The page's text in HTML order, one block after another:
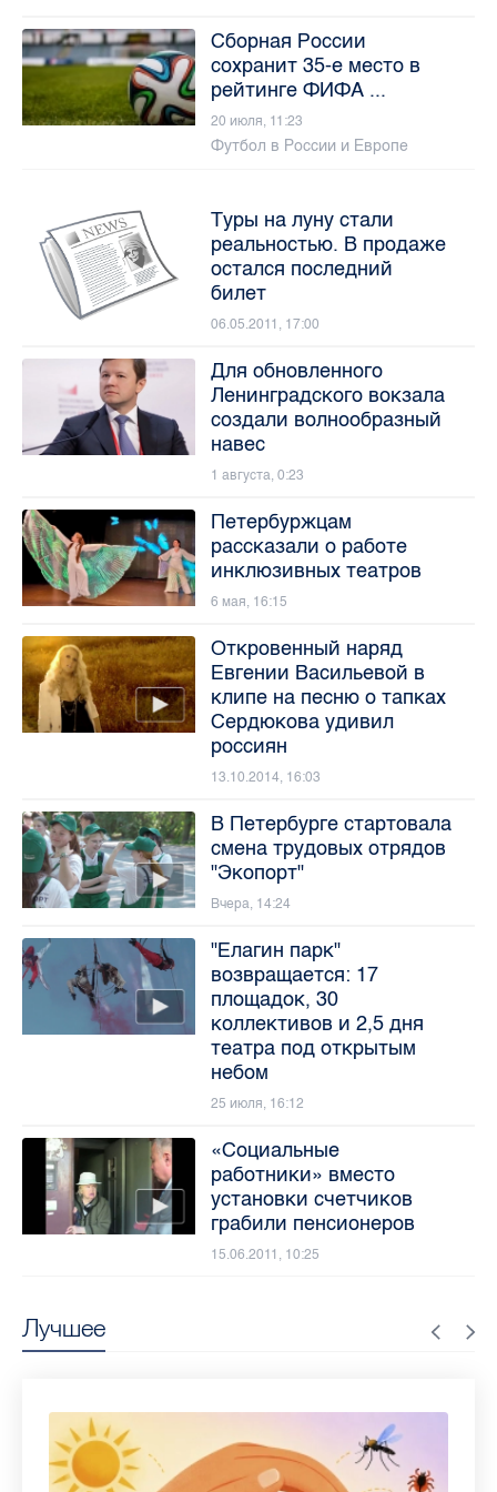
Лучшее
Сборная России
сохранит 35-е место в
рейтинге ФИФА ...
20 июля, 11:23
Футбол в России и Европе
Туры на луну стали
реальностью. В продаже
остался последний
билет
06.05.2011, 17:00
Для обновленного
Ленинградского вокзала
создали волнообразный
навес
1 августа, 0:23
Петербуржцам
рассказали о работе
инклюзивных театров
6 мая, 16:15
Откровенный наряд
Евгении Васильевой в
клипе на песню о тапках
Сердюкова удивил
россиян
13.10.2014, 16:03
В Петербурге стартовала
смена трудовых отрядов
"Экопорт"
Вчера, 14:24
"Елагин парк"
возвращается: 17
площадок, 30
коллективов и 2,5 дня
театра под открытым
небом
25 июля, 16:12
«Социальные
работники» вместо
установки счетчиков
грабили пенсионеров
15.06.2011, 10:25